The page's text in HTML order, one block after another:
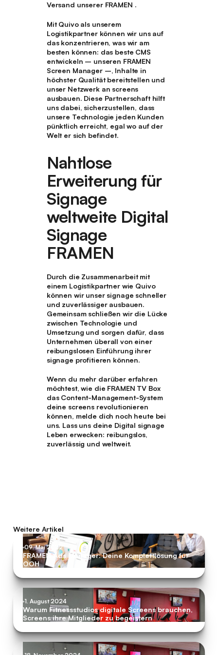
Versand unserer FRAMEN .
Mit Quivo als unserem
Logistikpartner können wir uns auf
das konzentrieren, was wir am
besten können: das beste CMS
entwickeln – unseren FRAMEN
Screen Manager –, Inhalte in
höchster Qualität bereitstellen und
unser Netzwerk an screens
ausbauen. Diese Partnerschaft hilft
uns dabei, sicherzustellen, dass
unsere Technologie jeden Kunden
pünktlich erreicht, egal wo auf der
Welt er sich befindet.
Nahtlose
Erweiterung für
Signage
weltweite Digital
Signage
FRAMEN
Durch die Zusammenarbeit mit
einem Logistikpartner wie Quivo
können wir unser signage schneller
und zuverlässiger ausbauen.
Gemeinsam schließen wir die Lücke
zwischen Technologie und
Umsetzung und sorgen dafür, dass
Unternehmen überall von einer
reibungslosen Einführung ihrer
signage profitieren können.
Wenn du mehr darüber erfahren
möchtest, wie die FRAMEN TV Box
das Content-Management-System
deine screens revolutionieren
können, melde dich noch heute bei
uns. Lass uns deine Digital signage
Leben erwecken: reibungslos,
zuverlässig und weltweit.
Weitere Artikel
09. Mai 2022
FRAMEN Ads Manager: Deine Komplettlösung für
OOH
1. August 2024
Warum Fitnessstudios digitale Screens brauchen,
Screens ihre Mitglieder zu begeistern